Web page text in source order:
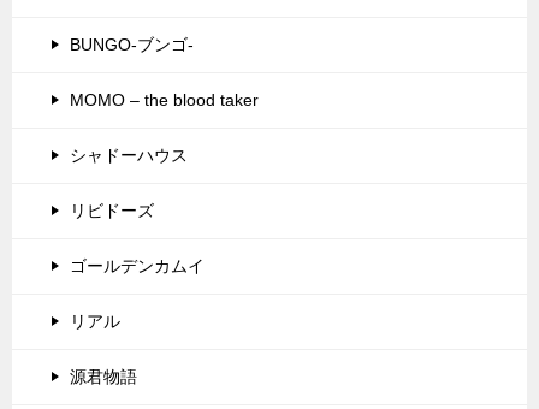
BUNGO-ブンゴ-
MOMO – the blood taker
シャドーハウス
リビドーズ
ゴールデンカムイ
リアル
源君物語